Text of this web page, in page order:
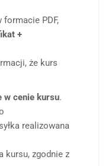
PDF,
+
że kurs
w cenie kursu.
realizowana
kursu, zgodnie z